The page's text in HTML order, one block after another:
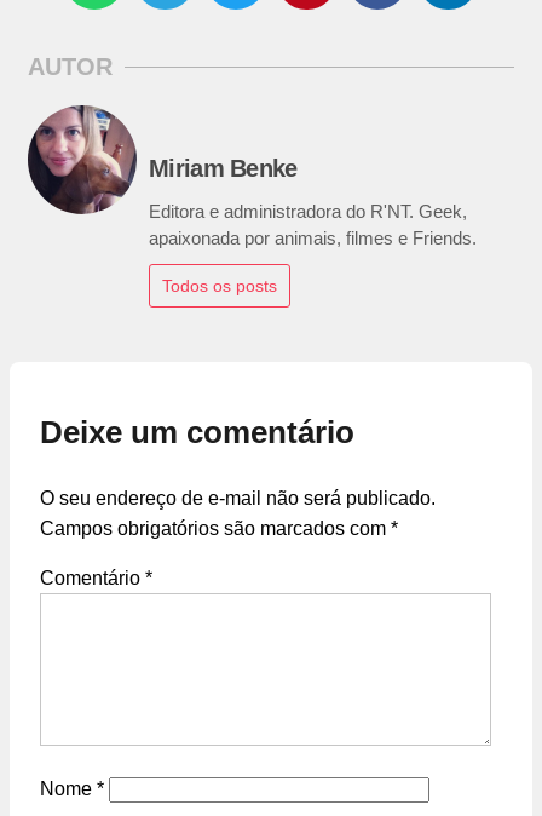
AUTOR
Miriam Benke
Editora e administradora do R'NT. Geek,
apaixonada por animais, filmes e Friends.
Todos os posts
Deixe um comentário
O seu endereço de e-mail não será publicado.
Campos obrigatórios são marcados com *
Comentário *
Nome *